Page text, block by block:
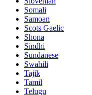
Somali
Samoan
Scots Gaelic
Shona
Sindhi
Sundanese
Swahili
Tajik
Tamil
Telugu